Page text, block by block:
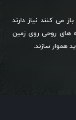
می کنند نیاز دارند
های روحی روی زمین
هموار سازند.